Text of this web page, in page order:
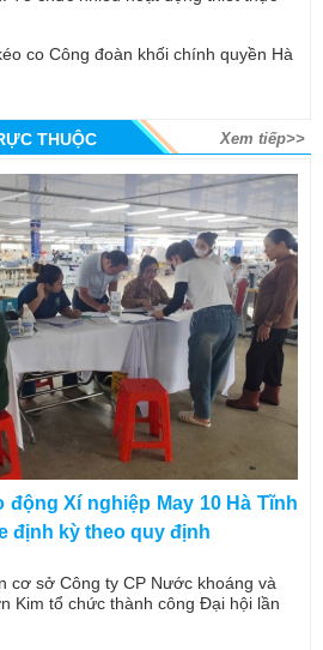
co Công đoàn khối chính quyền Hà
THUỘC Xem tiếp>>
Xí nghiệp May 10 Hà Tĩnh
định kỳ theo quy định
cơ sở Công ty CP Nước khoáng và
Kim tổ chức thành công Đại hội lần